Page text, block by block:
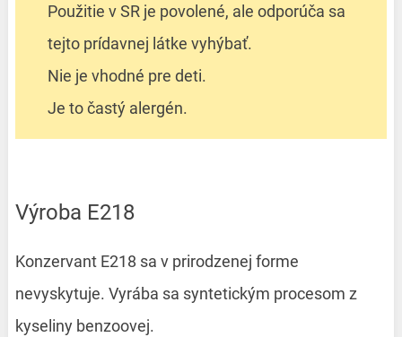
Použitie v SR je povolené, ale odporúča sa
tejto prídavnej látke vyhýbať.
Nie je vhodné pre deti.
Je to častý alergén.
Výroba E218
Konzervant E218 sa v prirodzenej forme
nevyskytuje. Vyrába sa syntetickým procesom z
kyseliny benzoovej.